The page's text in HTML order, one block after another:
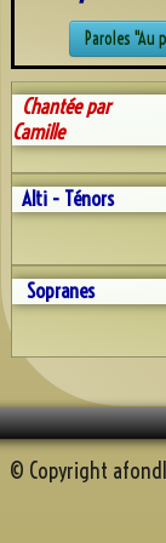
Espace AFN
Répétons▼
Trombinoscope
Albums▼
Souvenirs
A.F.N. sur
Reportage
Contact
Paroles "Au
Chantée par
Camille
Alti - Ténors
Sopranes
© Copyright